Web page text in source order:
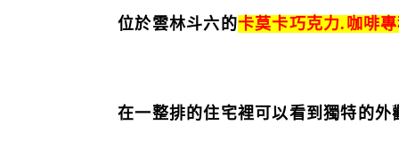
位於雲林斗六的卡莫卡巧克力.咖啡
在一整排的住宅裡可以看到獨特的外